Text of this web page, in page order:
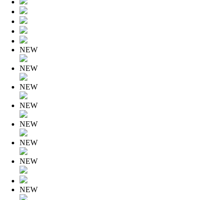
NEW
NEW
NEW
NEW
NEW
NEW
NEW
NEW